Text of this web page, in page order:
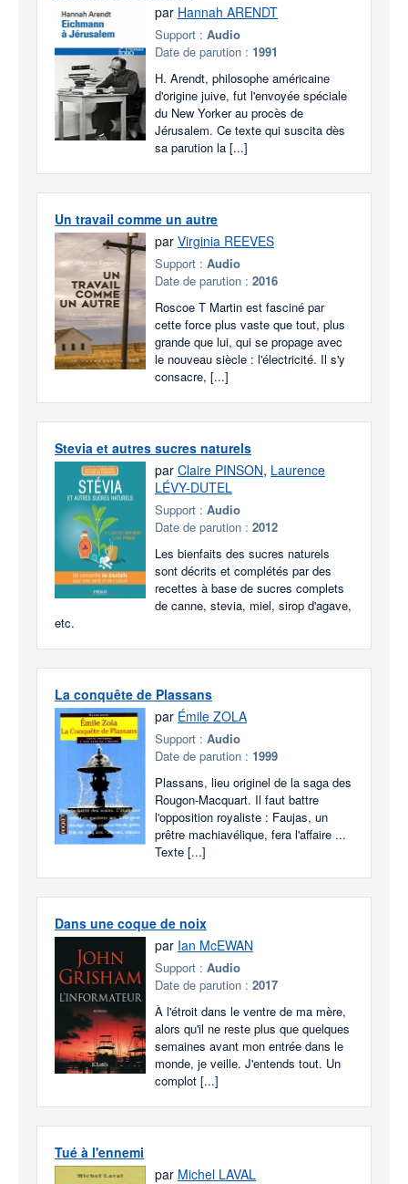
par Hannah ARENDT
Support : Audio
Date de parution : 1991
H. Arendt, philosophe américaine
d'origine juive, fut l'envoyée spéciale
du New Yorker au procès de
Jérusalem. Ce texte qui suscita dès
sa parution la [...]
Un travail comme un autre
par Virginia REEVES
Support : Audio
Date de parution : 2016
Roscoe T Martin est fasciné par
cette force plus vaste que tout, plus
grande que lui, qui se propage avec
le nouveau siècle : l'électricité. Il s'y
consacre, [...]
Stevia et autres sucres naturels
par Claire PINSON, Laurence
LÉVY-DUTEL
Support : Audio
Date de parution : 2012
Les bienfaits des sucres naturels
sont décrits et complétés par des
recettes à base de sucres complets
de canne, stevia, miel, sirop d'agave,
etc.
La conquête de Plassans
par Émile ZOLA
Support : Audio
Date de parution : 1999
Plassans, lieu originel de la saga des
Rougon-Macquart. Il faut battre
l'opposition royaliste : Faujas, un
prêtre machiavélique, fera l'affaire ...
Texte [...]
Dans une coque de noix
par Ian McEWAN
Support : Audio
Date de parution : 2017
À l'étroit dans le ventre de ma mère,
alors qu'il ne reste plus que quelques
semaines avant mon entrée dans le
monde, je veille. J'entends tout. Un
complot [...]
Tué à l'ennemi
par Michel LAVAL